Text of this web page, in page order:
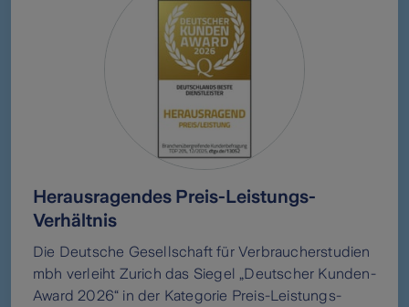
Herausragendes Preis-Leistungs-
Verhältnis
Die Deutsche Gesellschaft für Verbraucherstudien
mbh verleiht Zurich das Siegel „Deutscher Kunden-
Award 2026“ in der Kategorie Preis-Leistungs-